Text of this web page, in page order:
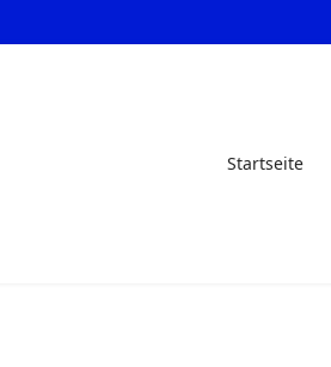
Startseite